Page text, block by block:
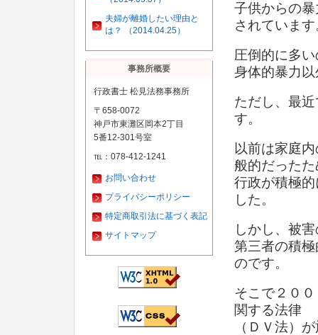
子供からの
されています
圧倒的に多
身体的暴力
ただし、最
す。
以前は家庭
般的だった
行政が積極
した。
しかし、被
第三者の積
のです。
そこで２０
関する法律
（ＤＶ法）
夫婦が離婚したい理由と
は？ （2014.04.25）
事務所概要
行政書士 松見法務事務所
〒658-0072
神戸市東灘区岡本2丁目
5番12-301号室
℡：078-412-1241
お問い合わせ
プライバシーポリシー
特定商取引法に基づく表記
サイトマップ